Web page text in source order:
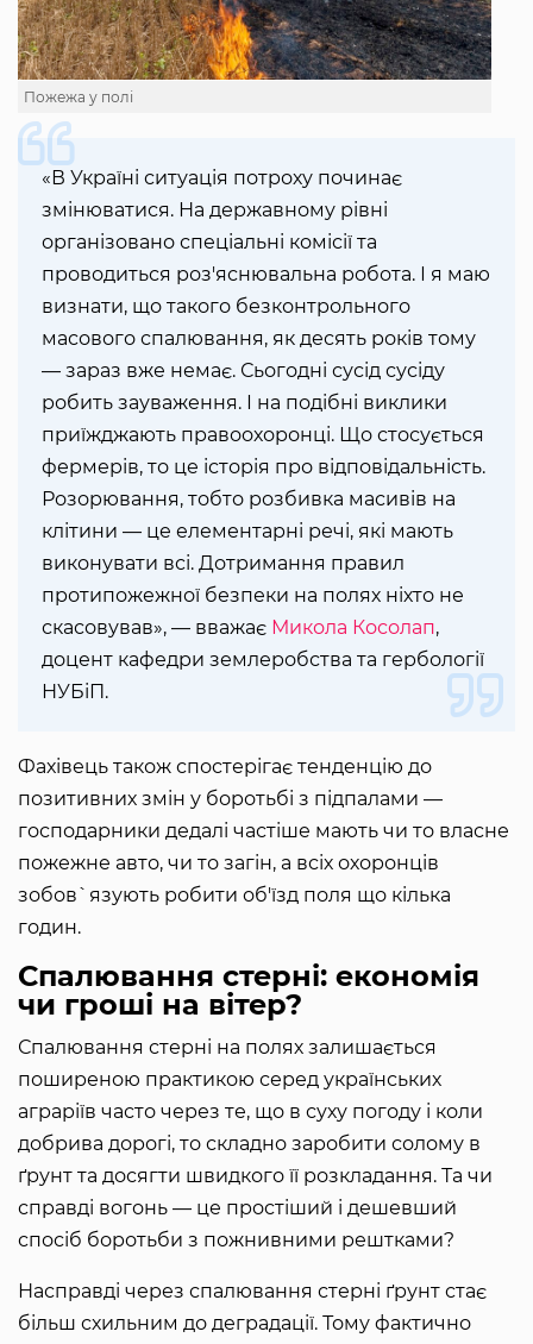
Пожежа у полі
«В Україні ситуація потроху починає
змінюватися. На державному рівні
організовано спеціальні комісії та
проводиться роз'яснювальна робота. І я маю
визнати, що такого безконтрольного
масового спалювання, як десять років тому
— зараз вже немає. Сьогодні сусід сусіду
робить зауваження. І на подібні виклики
приїжджають правоохоронці. Що стосується
фермерів, то це історія про відповідальність.
Розорювання, тобто розбивка масивів на
клітини — це елементарні речі, які мають
виконувати всі. Дотримання правил
протипожежної безпеки на полях ніхто не
скасовував», — вважає Микола Косолап,
доцент кафедри землеробства та гербології
НУБіП.
Фахівець також спостерігає тенденцію до
позитивних змін у боротьбі з підпалами —
господарники дедалі частіше мають чи то власне
пожежне авто, чи то загін, а всіх охоронців
зобов`язують робити об'їзд поля що кілька
годин.
Спалювання стерні: економія
чи гроші на вітер?
Спалювання стерні на полях залишається
поширеною практикою серед українських
аграріїв часто через те, що в суху погоду і коли
добрива дорогі, то складно заробити солому в
ґрунт та досягти швидкого її розкладання. Та чи
справді вогонь — це простіший і дешевший
спосіб боротьби з пожнивними рештками?
Насправді через спалювання стерні ґрунт стає
більш схильним до деградації. Тому фактично